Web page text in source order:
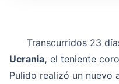
Transcurridos 23
Ucrania, el teniente
Pulido realizó un nuevo